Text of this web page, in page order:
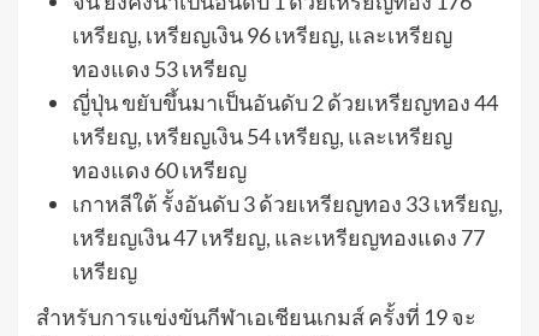
เหรียญ, เหรียญเงิน 96 เหรียญ, และเหรียญ
ทองแดง 53 เหรียญ
ญี่ปุ่น ขยับขึ้นมาเป็นอันดับ 2 ด้วยเหรียญทอง 44
เหรียญ, เหรียญเงิน 54 เหรียญ, และเหรียญ
ทองแดง 60 เหรียญ
เกาหลีใต้ รั้งอันดับ 3 ด้วยเหรียญทอง 33 เหรียญ,
เหรียญเงิน 47 เหรียญ, และเหรียญทองแดง 77
เหรียญ
สำหรับการแข่งขันกีฬาเอเชียนเกมส์ ครั้งที่ 19 จะ